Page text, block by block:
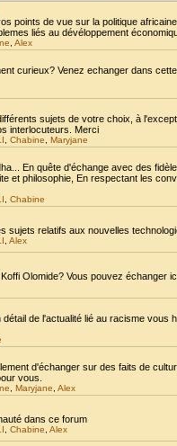
points de vue sur la politique
liés au dévéloppement
Alex
curieux? Venez echanger dans
sujets de votre choix, à
interlocuteurs. Merci
Chabine Maryjane
En quête d'échange avec des
et philosophie, En respectant les
Chabine
sujets relatifs aux nouvelles
Alex
Olomide? Vous pouvez échanger
de l'actualité lié au racisme
d'échanger sur des faits de
vous.
Maryjane Alex
dans ce forum
Chabine Alex